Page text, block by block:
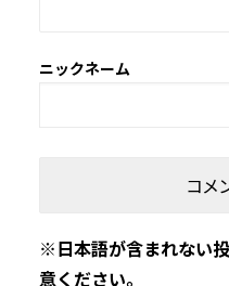
※日本語が含まれない
意ください。